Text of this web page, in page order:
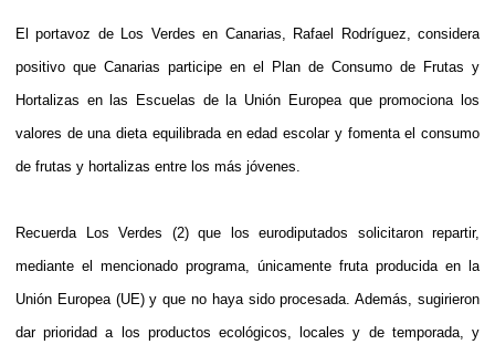
El portavoz de Los Verdes en Canarias, Rafael Rodríguez, considera
positivo que Canarias participe en el Plan de Consumo de Frutas y
Hortalizas en las Escuelas de la Unión Europea que promociona los
valores de una dieta equilibrada en edad escolar y fomenta el consumo
de frutas y hortalizas entre los más jóvenes.
Recuerda Los Verdes (2) que los eurodiputados solicitaron repartir,
mediante el mencionado programa, únicamente fruta producida en la
Unión Europea (UE) y que no haya sido procesada. Además, sugirieron
dar prioridad a los productos ecológicos, locales y de temporada, y